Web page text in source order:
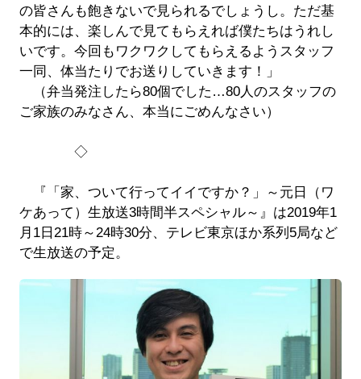
の皆さんも飽きないで見られるでしょうし。ただ基
本的には、楽しんで見てもらえれば僕たちはうれし
いです。今回もワクワクしてもらえるようスタッフ
一同、体当たりでお送りしていきます！」
（弁当発注したら80個でした…80人のスタッフの
ご家族のみなさん、本当にごめんなさい）
◇
『「家、ついて行ってイイですか？」～元日（ワ
ケあって）生放送3時間半スペシャル～』は2019年1
月1日21時～24時30分、テレビ東京ほか系列5局など
で生放送の予定。